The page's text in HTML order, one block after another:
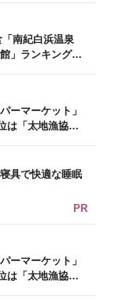
南紀白浜温泉
」ランキングTO
ーマーケット」
は「太地漁協
具で快適な睡眠
PR
ーマーケット」
は「太地漁協